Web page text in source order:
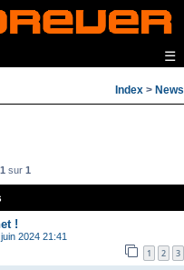
☰
Index > News
1 sur 1
!
2024 21:41
1 2 3